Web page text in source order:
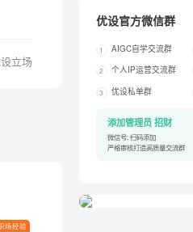
优设官方微信群
1 AIGC自学交流群
2 个人IP运营交流群
3 优设私单群
添加管理员 招财
微信号: 扫码添加
严格审核打造高质量交流群
立场
场经验